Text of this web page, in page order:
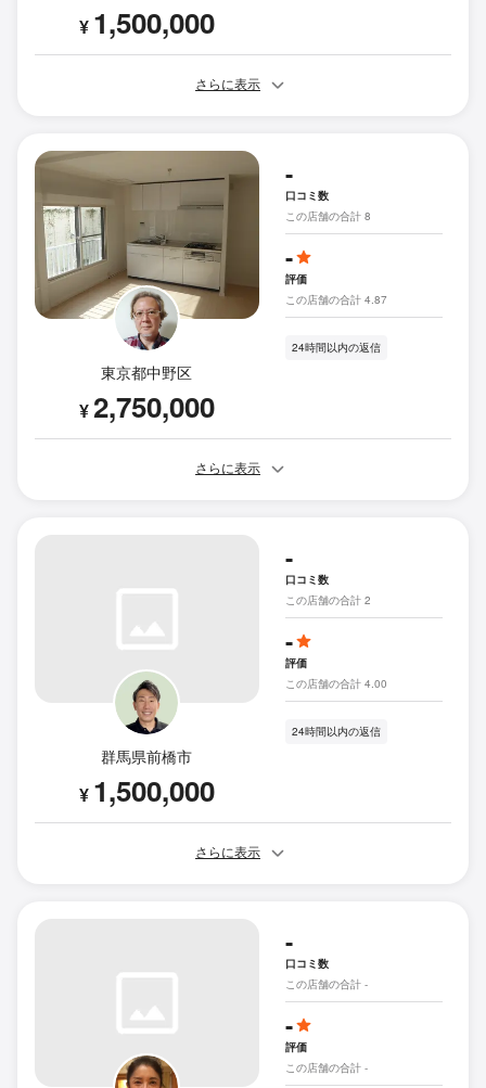
¥ 1,500,000
さらに表示
東京都中野区
¥2,750,000
-
口コミ数
この店舗の合計 8
-
評価
この店舗の合計 4.87
24時間以内の返信
さらに表示
群馬県前橋市
¥ 1,500,000
-
口コミ数
この店舗の合計 2
-
評価
この店舗の合計 4.00
24時間以内の返信
さらに表示
-
口コミ数
この店舗の合計 -
-
評価
この店舗の合計 -